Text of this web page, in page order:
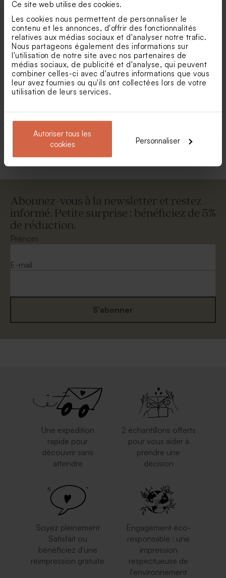
Ce site web utilise des cookies.
Les cookies nous permettent de personnaliser le
contenu et les annonces, d'offrir des fonctionnalités
relatives aux médias sociaux et d'analyser notre trafic.
Nous partageons également des informations sur
l'utilisation de notre site avec nos partenaires de
médias sociaux, de publicité et d'analyse, qui peuvent
combiner celles-ci avec d'autres informations que vous
leur avez fournies ou qu'ils ont collectées lors de votre
utilisation de leurs services.
Autoriser tous les
cookies
Personnaliser
Voir toute la collection Enveloppe
Abonnez-vous à la newsletter et restez
informé. Petite surprise : bénéficiez de 5%
de réduction.
Prénom
E-mail
S'abonner
Une expédition
rapide pour
découvrir sans
attendre
2 échantillons offerts
pour vous aider à
prendre une
décision
Soyez pleinement
Satisfait ou
bénéficiez d'une
réimpression gratuite
Engagement éco-
responsable : une
impression
respectueuse de
l'environnement